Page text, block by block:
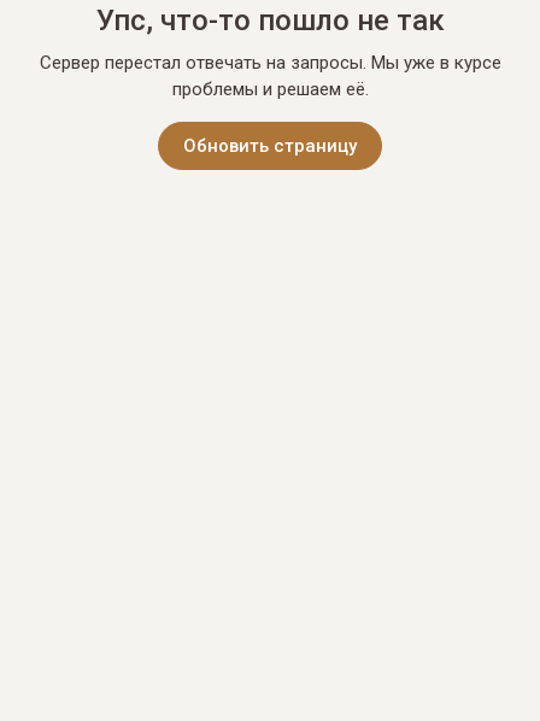
Упс, что-то пошло не так
Сервер перестал отвечать на запросы. Мы уже в курсе
проблемы и решаем её.
Обновить страницу